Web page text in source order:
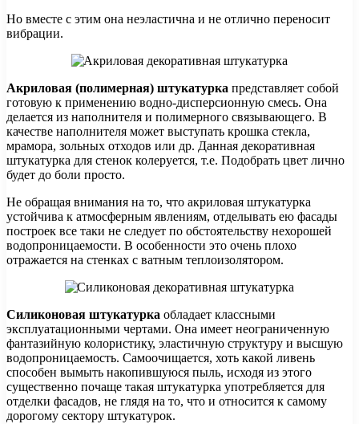
Но вместе с этим она неэластична и не отлично переносит
вибрации.
Акриловая (полимерная) штукатурка представляет собой
готовую к применению водно-дисперсионную смесь. Она
делается из наполнителя и полимерного связывающего. В
качестве наполнителя может выступать крошка стекла,
мрамора, зольных отходов или др. Данная декоративная
штукатурка для стенок колеруется, т.е. Подобрать цвет лично
будет до боли просто.
Не обращая внимания на то, что акриловая штукатурка
устойчива к атмосферным явлениям, отделывать ею фасады
построек все таки не следует по обстоятельству нехорошей
водопроницаемости. В особенности это очень плохо
отражается на стенках с ватным теплоизолятором.
Силиконовая штукатурка обладает классными
эксплуатационными чертами. Она имеет неограниченную
фантазийную колористику, эластичную структуру и высшую
водопроницаемость. Самоочищается, хоть какой ливень
способен вымыть накопившуюся пыль, исходя из этого
существенно почаще такая штукатурка употребляется для
отделки фасадов, не глядя на то, что и относится к самому
дорогому сектору штукатурок.